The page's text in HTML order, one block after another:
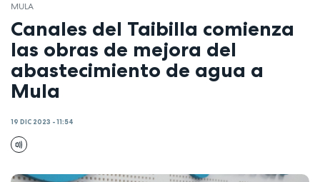
MULA
Canales del Taibilla comienza
las obras de mejora del
abastecimiento de agua a
Mula
19 DIC 2023 - 11:54